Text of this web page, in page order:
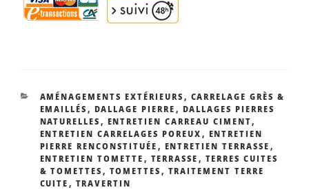
CATÉGORIES
AMÉNAGEMENTS EXTÉRIEURS , CARRELAGE GRÈS &
EMAILLÉS , DALLAGE PIERRE , DALLAGES PIERRES
NATURELLES , ENTRETIEN CARREAU CIMENT,
ENTRETIEN CARRELAGES POREUX , ENTRETIEN
PIERRE RENCONSTITUÉE , ENTRETIEN TERRASSE ,
ENTRETIEN TOMETTE , TERRASSE , TERRES CUITES
& TOMETTES , TOMETTES , TRAITEMENT TERRE
CUITE , TRAVERTIN